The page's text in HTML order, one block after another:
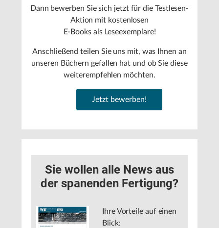
Dann bewerben Sie sich jetzt für die Testlesen-
Aktion mit kostenlosen
E-Books als Leseexemplare!
Anschließend teilen Sie uns mit, was Ihnen an
unseren Büchern gefallen hat und ob Sie diese
weiterempfehlen möchten.
Jetzt bewerben!
Sie wollen alle News aus
der spanenden Fertigung?
Ihre Vorteile auf einen
Blick: